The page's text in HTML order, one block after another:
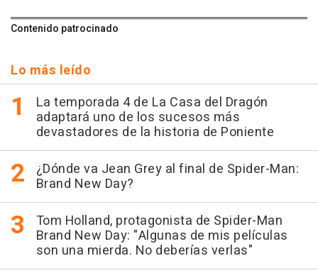
Contenido patrocinado
Lo más leído
La temporada 4 de La Casa del Dragón
adaptará uno de los sucesos más
devastadores de la historia de Poniente
¿Dónde va Jean Grey al final de Spider-Man:
Brand New Day?
Tom Holland, protagonista de Spider-Man
Brand New Day: "Algunas de mis películas
son una mierda. No deberías verlas"